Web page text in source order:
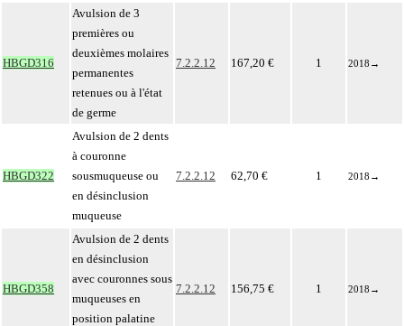
HBGD316
Avulsion de 3
premières ou
deuxièmes molaires
permanentes
retenues ou à l'état
de germe
7.2.2.12 167,20 € 1 2018 →
HBGD322
Avulsion de 2 dents
à couronne
sousmuqueuse ou
en désinclusion
muqueuse
7.2.2.12 62,70 € 1 2018 →
HBGD358
Avulsion de 2 dents
en désinclusion
avec couronnes sous
muqueuses en
position palatine
7.2.2.12 156,75 € 1 2018 →